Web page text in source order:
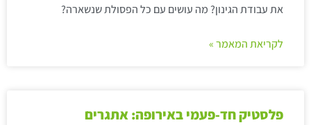
את עבודת הגינון? מה עושים עם כל הפסולת שנשארה?
לקריאת המאמר »
פלסטיק חד-פעמי באירופה: אתגרים